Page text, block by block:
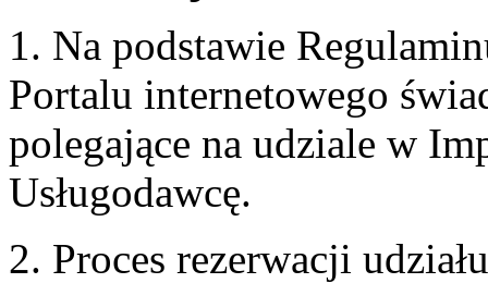
1. Na podstawie
Portalu internetowego
polegające na udziale w
Usługodawcę.
2. Proces rezerwacji